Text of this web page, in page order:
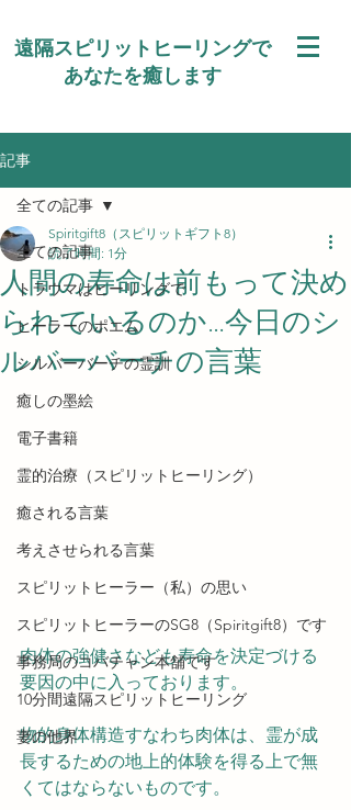
遠隔スピリットヒーリングで
あなたを癒します
記事
全ての記事
トラウマはヒーリングで
ヒーラーのポエム
シルバーバーチの霊訓
癒しの墨絵
電子書籍
霊的治療（スピリットヒーリング）
癒される言葉
考えさせられる言葉
スピリットヒーラー（私）の思い
スピリットヒーラーのSG8（Spiritgift8）です
事務局のコバチャン本舗です
10分間遠隔スピリットヒーリング
妻の他界
全ての記事
人間の寿命は前もって決め
られているのか…今日のシ
ルバーバーチの言葉
Spiritgift8（スピリットギフト8）
読了時間: 1分
肉体の強健さなども寿命を決定づける
要因の中に入っております。
物的身体構造すなわち肉体は、霊が成
長するための地上的体験を得る上で無
くてはならないものです。